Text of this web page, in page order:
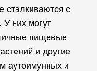
сталкиваются с
У них могут
пищевые
и другие
аутоимунных и